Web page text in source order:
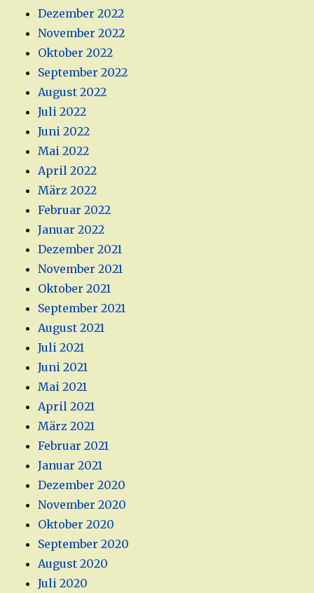
Dezember 2022
November 2022
Oktober 2022
September 2022
August 2022
Juli 2022
Juni 2022
Mai 2022
April 2022
März 2022
Februar 2022
Januar 2022
Dezember 2021
November 2021
Oktober 2021
September 2021
August 2021
Juli 2021
Juni 2021
Mai 2021
April 2021
März 2021
Februar 2021
Januar 2021
Dezember 2020
November 2020
Oktober 2020
September 2020
August 2020
Juli 2020